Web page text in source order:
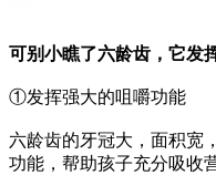
可别小瞧了六龄齿，它发
①发挥强大的咀嚼功能
六龄齿的牙冠大，面积宽
功能，帮助孩子充分吸收